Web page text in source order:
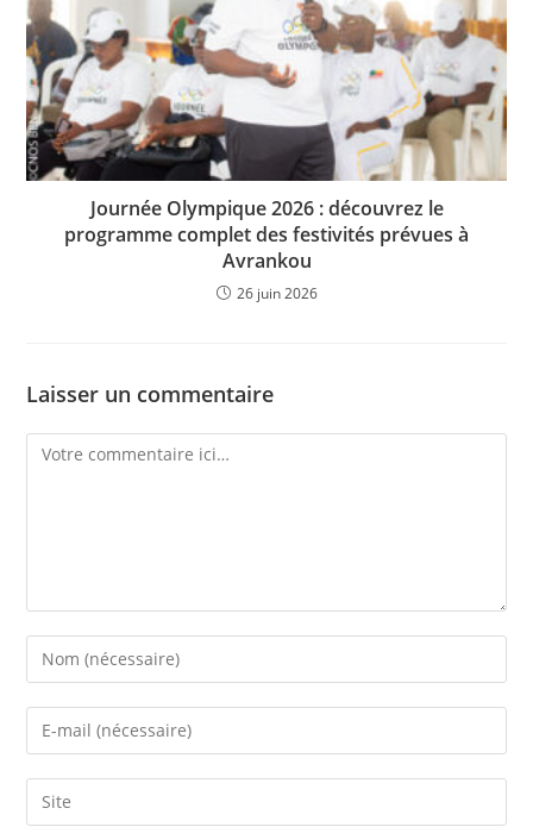
Journée Olympique 2026 : découvrez le
programme complet des festivités prévues à
Avrankou
26 juin 2026
Laisser un commentaire